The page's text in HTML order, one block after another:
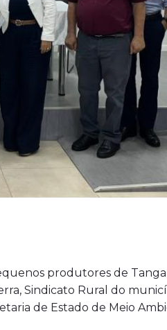
produtores de
Sindicato Rural do
de Estado de Meio